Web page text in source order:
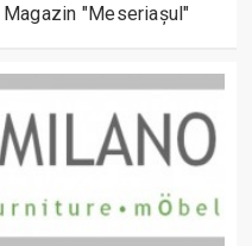
"Meseriașul"